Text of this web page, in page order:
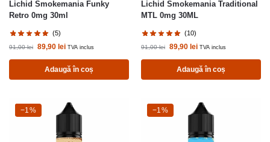
Lichid Smokemania Funky
Retro 0mg 30ml
(5)
91,00lei 89,90 lei TVA inclus
Adaugă în coș
Lichid Smokemania Traditional
MTL 0mg 30ML
(10)
91,00lei 89,90 lei TVA inclus
Adaugă în coș
-1%
−1% -1%
−1%